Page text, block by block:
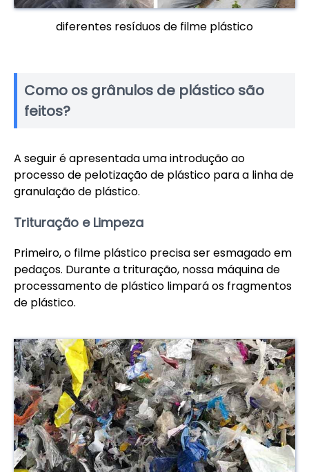
diferentes resíduos de filme plástico
Como os grânulos de plástico são
feitos?
A seguir é apresentada uma introdução ao
processo de pelotização de plástico para a linha de
granulação de plástico.
Trituração e Limpeza
Primeiro, o filme plástico precisa ser esmagado em
pedaços. Durante a trituração, nossa máquina de
processamento de plástico limpará os fragmentos
de plástico.